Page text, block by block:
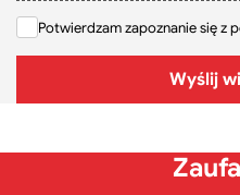
Potwierdzam zapoznanie się z
Wyślij